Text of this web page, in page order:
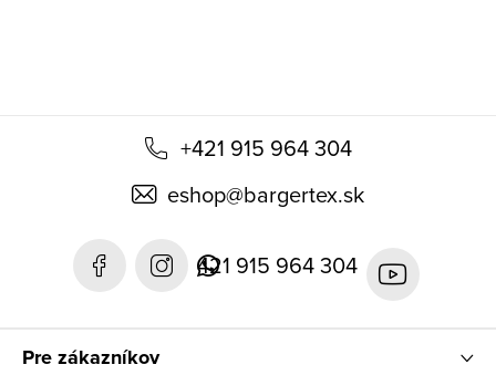
+421 915 964 304
eshop@bargertex.sk
421 915 964 304
Pre zákazníkov